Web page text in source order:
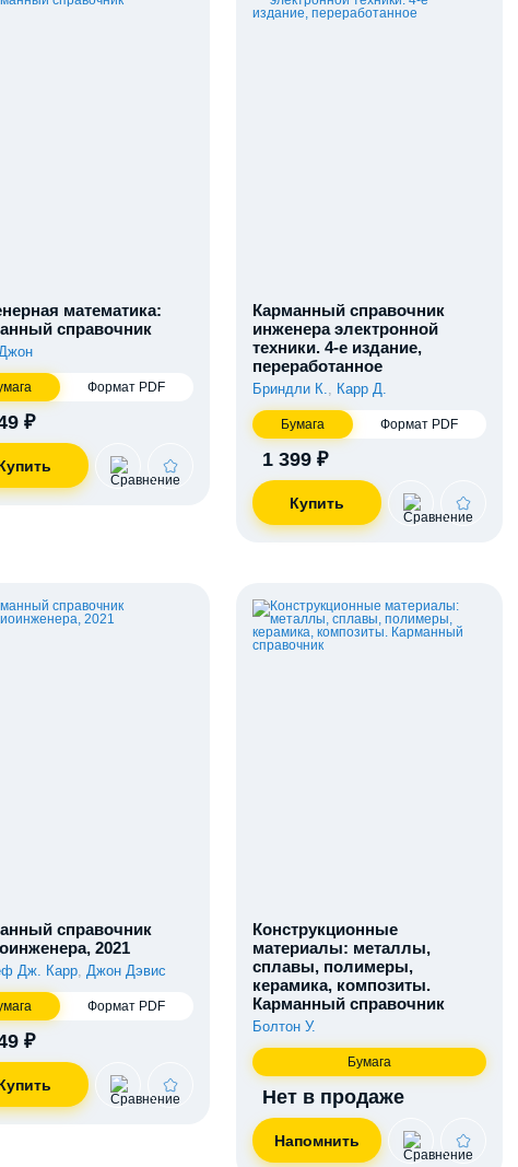
математика:
справочник
Формат PDF
₽
Карманный справочник
инженера электронной
техники. 4-е издание,
переработанное
Бриндли К., Карр Д.
Бумага Формат PDF
1 399 ₽
справочник
2021
Дж. Карр, Джон Дэвис
Формат PDF
₽
Конструкционные
материалы: металлы,
сплавы, полимеры,
керамика, композиты.
Карманный справочник
Болтон У.
Бумага
Нет в продаже